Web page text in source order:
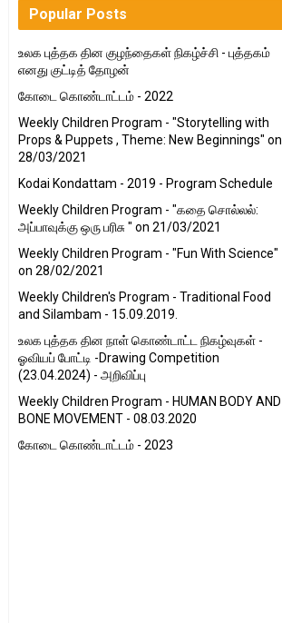
Popular Posts
உலக புத்தக தின குழந்தைகள் நிகழ்ச்சி - புத்தகம்
எனது குட்டித் தோழன்
கோடை கொண்டாட்டம் - 2022
Weekly Children Program - "Storytelling with
Props & Puppets , Theme: New Beginnings" on
28/03/2021
Kodai Kondattam - 2019 - Program Schedule
Weekly Children Program - "கதை சொல்லல்:
அப்பாவுக்கு ஒரு பரிசு " on 21/03/2021
Weekly Children Program - "Fun With Science"
on 28/02/2021
Weekly Children's Program - Traditional Food
and Silambam - 15.09.2019.
உலக புத்தக தின நாள் கொண்டாட்ட நிகழ்வுகள் -
ஓவியப் போட்டி -Drawing Competition
(23.04.2024) - அறிவிப்பு
Weekly Children Program - HUMAN BODY AND
BONE MOVEMENT - 08.03.2020
கோடை கொண்டாட்டம் - 2023